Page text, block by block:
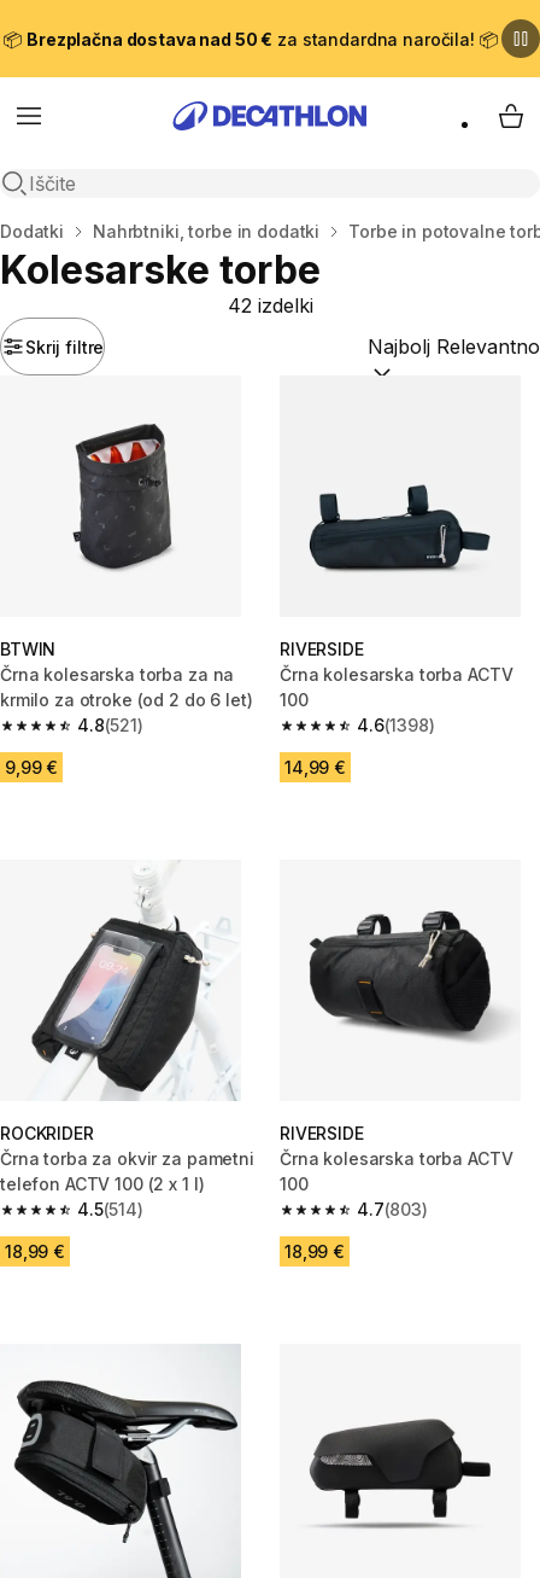
📦 Brezplačna dostava nad 50 € za standardna naročila! 📦
Meni
Odpri iskanje
Domov
Dodatki Nahrbtniki, torbe in dodatki Torbe in potovalne
Kolesarske torbe
Skrij filtre
42 izdelki
Razvrsti po:
BTWIN
Črna kolesarska torba za na
krmilo za otroke (od 2 do 6 let)
4.8
4.8 od 5 zvezdic from 521 ocene
(521)
9,99 €
RIVERSIDE
Črna kolesarska torba ACTV
100
4.6
4.6 od 5 zvezdic from 1398
(1398)
14,99 €
ROCKRIDER
Črna torba za okvir za pametni
telefon ACTV 100 (2 x 1 l)
4.5
4.5 od 5 zvezdic from 514 ocene
(514)
18,99 €
RIVERSIDE
Črna kolesarska torba ACTV
100
4.7
4.7 od 5 zvezdic from 803
(803)
18,99 €